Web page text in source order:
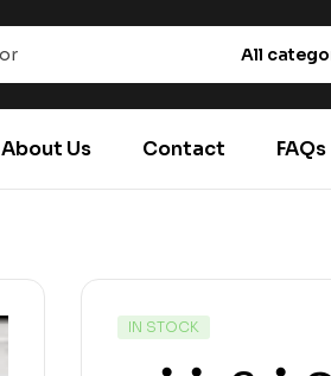
All
About Us Contact FAQs
IN STOCK